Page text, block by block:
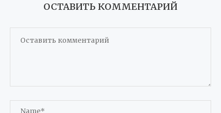
ОСТАВИТЬ КОММЕНТАРИЙ